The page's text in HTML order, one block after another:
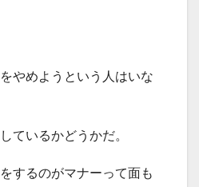
やめようという人はいな
ているかどうかだ。
するのがマナーって面も